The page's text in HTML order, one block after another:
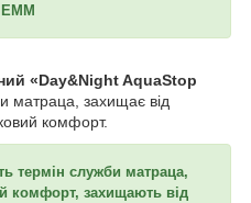
ЕММ
«Day&Night AquaStop
матраца, захищає від
комфорт.
термін служби матраца,
комфорт, захищають від